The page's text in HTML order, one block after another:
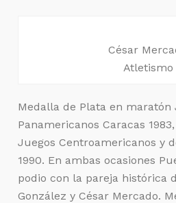
César
Atletismo
Medalla de Plata en maratón
Panamericanos Caracas
Juegos Centroamericanos y
1990. En ambas ocasiones
podio con la pareja histórica
González y César Mercado.